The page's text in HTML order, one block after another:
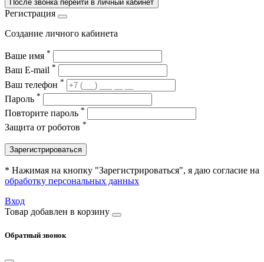
После звонка перейти в личный кабинет
Регистрация
Создание личного кабинета
Ваше имя *
Ваш E-mail *
Ваш телефон *
Пароль *
Повторите пароль *
Защита от роботов *
Зарегистрироваться
* Нажимая на кнопку "Зарегистрироваться", я даю согласие на
обработку персональных данных
Вход
Товар добавлен в корзину
Обратный звонок